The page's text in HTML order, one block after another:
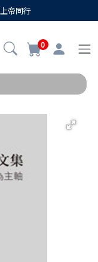
帝同行
0